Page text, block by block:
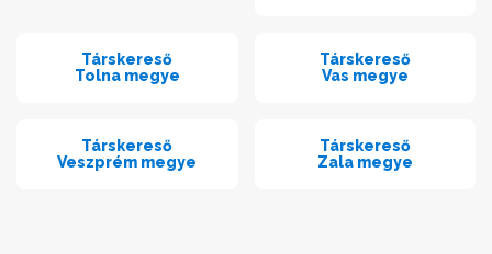
Társkereső
Tolna megye
Társkereső
Vas megye
Társkereső
Veszprém megye
Társkereső
Zala megye